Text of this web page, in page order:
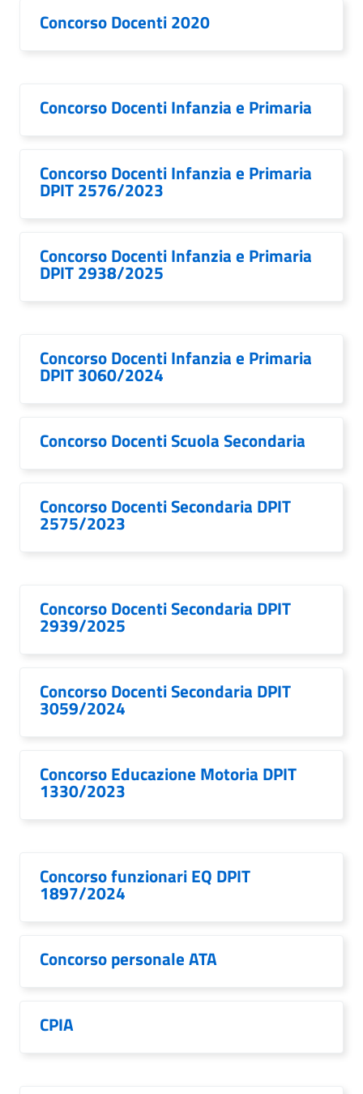
Concorso Docenti 2020
Concorso Docenti Infanzia e Primaria
Concorso Docenti Infanzia e Primaria
DPIT 2576/2023
Concorso Docenti Infanzia e Primaria
DPIT 2938/2025
Concorso Docenti Infanzia e Primaria
DPIT 3060/2024
Concorso Docenti Scuola Secondaria
Concorso Docenti Secondaria DPIT
2575/2023
Concorso Docenti Secondaria DPIT
2939/2025
Concorso Docenti Secondaria DPIT
3059/2024
Concorso Educazione Motoria DPIT
1330/2023
Concorso funzionari EQ DPIT
1897/2024
Concorso personale ATA
CPIA